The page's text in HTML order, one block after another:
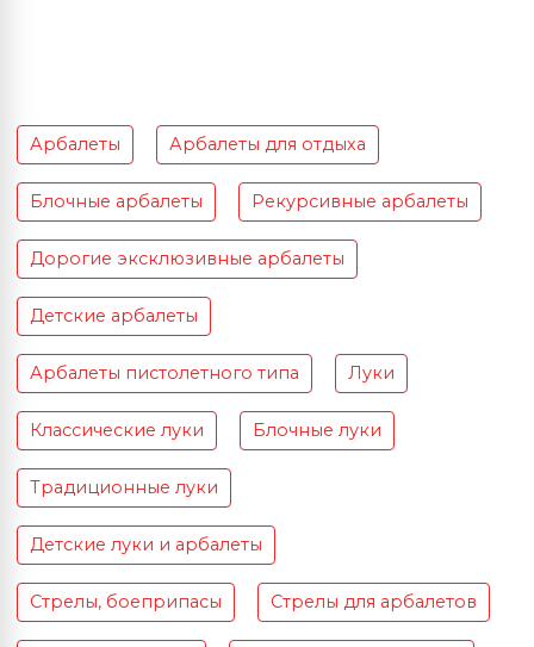
Арбалеты Арбалеты для отдыха
Блочные арбалеты Рекурсивные арбалеты
Дорогие эксклюзивные арбалеты
Детские арбалеты
Арбалеты пистолетного типа Луки
Классические луки Блочные луки
Традиционные луки
Детские луки и арбалеты
Стрелы, боеприпасы Стрелы для арбалетов